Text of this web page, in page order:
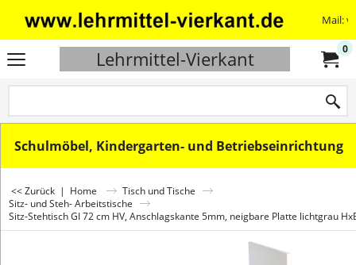
Mail:
Lehrmittel-Vierkant 0
Schulmöbel, Kindergarten- und Betriebseinrichtung
<< Zurück | Home
Tisch und Tische
Sitz- und Steh- Arbeitstische
Sitz-Stehtisch GI 72 cm HV, Anschlagskante 5mm, neigbare Platte lichtgrau